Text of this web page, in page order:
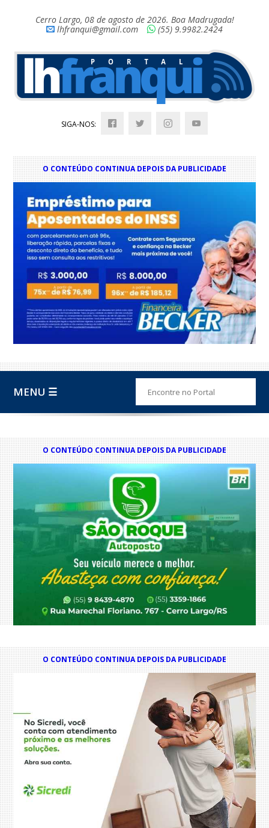
Cerro Largo, 08 de agosto de 2026. Boa Madrugada!
lhfranqui@gmail.com
(55) 9.9982.2424
SIGA-NOS:
O CONTEÚDO CONTINUA DEPOIS DA PUBLICIDADE
MENU ☰
O CONTEÚDO CONTINUA DEPOIS DA PUBLICIDADE
O CONTEÚDO CONTINUA DEPOIS DA PUBLICIDADE